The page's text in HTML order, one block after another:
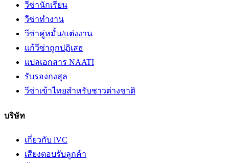
วีซ่านักเรียน
วีซ่าทำงาน
วีซ่าคู่หมั้น/แต่งงาน
แก้วีซ่าถูกปฏิเสธ
แปลเอกสาร NAATI
รับรองกงสุล
วีซ่าเข้าไทยสำหรับชาวต่างชาติ
บริษัท
เกี่ยวกับ iVC
เสียงตอบรับลูกค้า